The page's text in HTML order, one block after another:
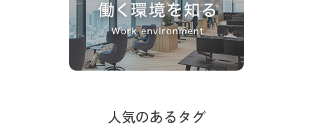
人気のあるタグ